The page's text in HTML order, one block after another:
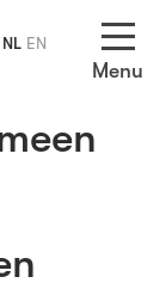
Menu
NL EN